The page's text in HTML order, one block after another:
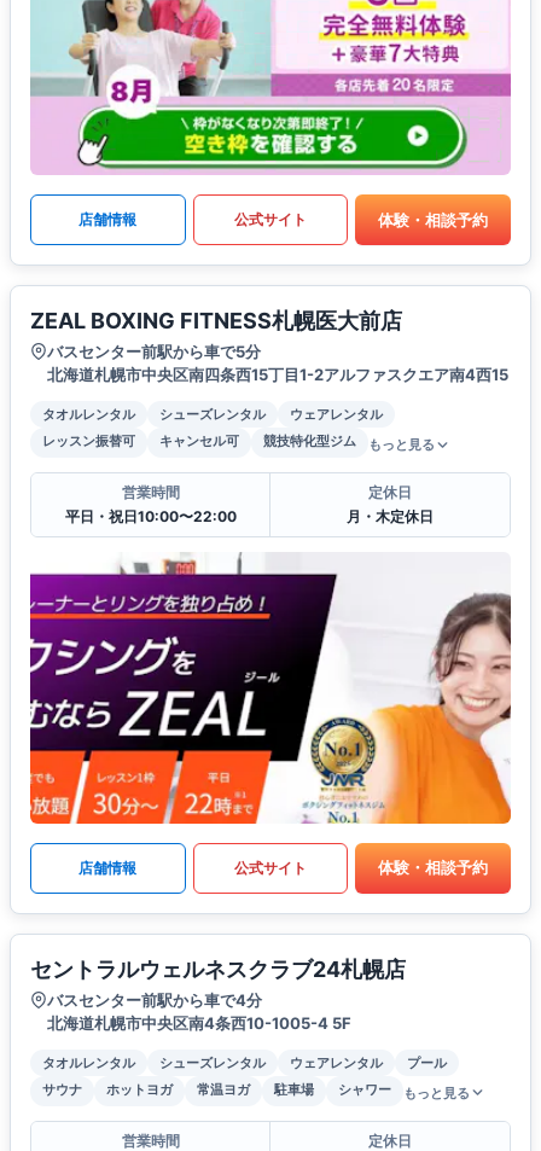
店舗情報 公式サイト 体験・相談予約
ZEAL BOXING FITNESS札幌医大前店
バスセンター前駅から車で5分
北海道札幌市中央区南四条西15丁目1-2アルファスクエア南4西15
タオルレンタル シューズレンタル
ウェアレンタル
レッスン振替可
キャンセル可 競技特化型ジム もっと見る
営業時間
平日・祝日10:00〜22:00
定休日
月・木定休日
店舗情報 公式サイト 体験・相談予約
セントラルウェルネスクラブ24札幌店
バスセンター前駅から車で4分
北海道札幌市中央区南4条西10-1005-4 5F
タオルレンタル シューズレンタル ウェアレンタル
プール
サウナ
ホットヨガ 常温ヨガ 駐車場 シャワー もっと見る
営業時間
定休日